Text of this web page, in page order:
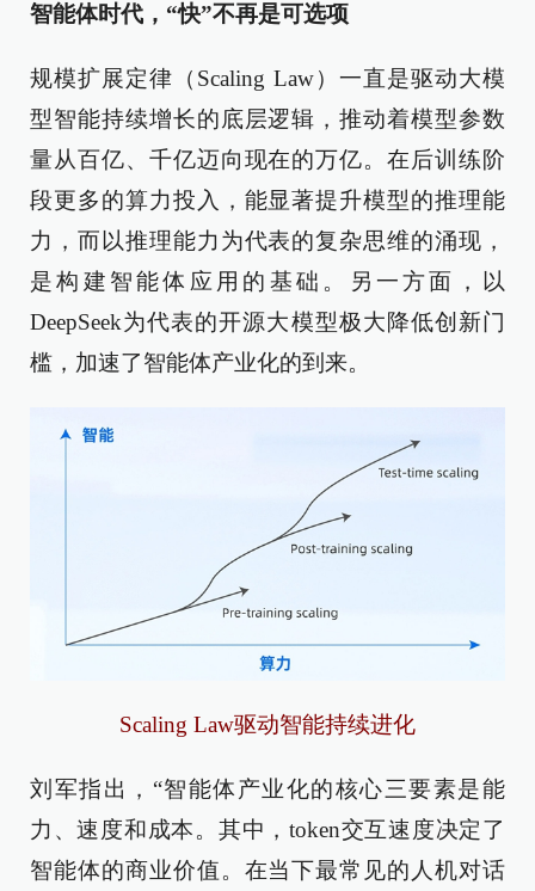
智能体时代，“快”不再是可选项
规模扩展定律（Scaling Law）一直是驱动大模
型智能持续增长的底层逻辑，推动着模型参数
量从百亿、千亿迈向现在的万亿。在后训练阶
段更多的算力投入，能显著提升模型的推理能
力，而以推理能力为代表的复杂思维的涌现，
是构建智能体应用的基础。另一方面，以
DeepSeek为代表的开源大模型极大降低创新门
槛，加速了智能体产业化的到来。
Scaling Law驱动智能持续进化
刘军指出，“智能体产业化的核心三要素是能
力、速度和成本。其中，token交互速度决定了
智能体的商业价值。在当下最常见的人机对话